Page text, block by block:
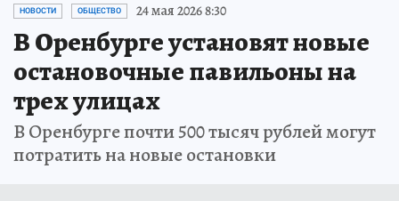
НОВОСТИ ОБЩЕСТВО 24 мая 2026 8:30
В Оренбурге установят новые
остановочные павильоны на
трех улицах
В Оренбурге почти 500 тысяч рублей могут
потратить на новые остановки